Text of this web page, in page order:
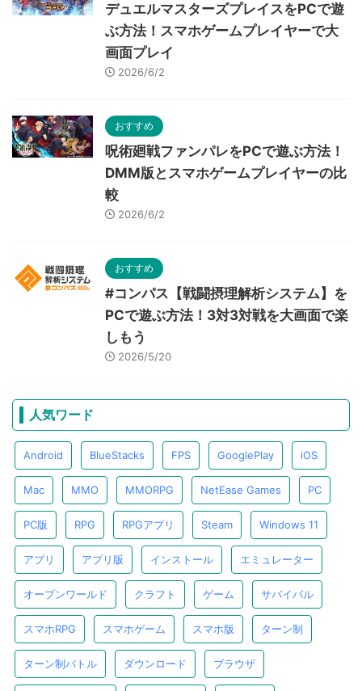
デュエルマスターズプレイスをPCで遊
ぶ方法！スマホゲームプレイヤーで大
画面プレイ
2026/6/2
おすすめ
呪術廻戦ファンパレをPCで遊ぶ方法！
DMM版とスマホゲームプレイヤーの比
較
2026/6/2
おすすめ
#コンパス【戦闘摂理解析システム】を
PCで遊ぶ方法！3対3対戦を大画面で楽
しもう
2026/5/20
人気ワード
Android BlueStacks FPS GooglePlay iOS
Mac MMO MMORPG NetEase Games PC
PC版 RPG RPGアプリ Steam Windows 11
アプリ アプリ版 インストール エミュレーター
オープンワールド クラフト ゲーム サバイバル
スマホRPG スマホゲーム スマホ版 ターン制
ターン制バトル ダウンロード ブラウザ